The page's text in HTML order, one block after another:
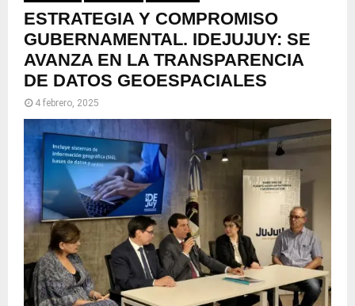
ESTRATEGIA Y COMPROMISO
GUBERNAMENTAL. IDEJUJUY: SE
AVANZA EN LA TRANSPARENCIA
DE DATOS GEOESPACIALES
4 febrero, 2025